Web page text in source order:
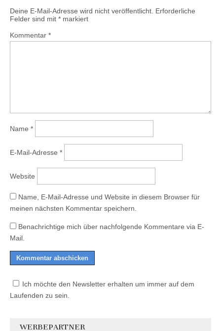
Deine E-Mail-Adresse wird nicht veröffentlicht. Erforderliche
Felder sind mit * markiert
Kommentar *
Name *
E-Mail-Adresse *
Website
Name, E-Mail-Adresse und Website in diesem Browser für
meinen nächsten Kommentar speichern.
Benachrichtige mich über nachfolgende Kommentare via E-
Mail.
Ich möchte den Newsletter erhalten um immer auf dem
Laufenden zu sein.
WERBEPARTNER